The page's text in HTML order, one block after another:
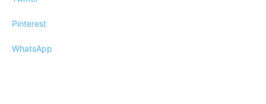
Pinterest
WhatsApp